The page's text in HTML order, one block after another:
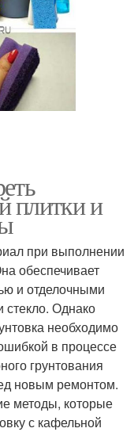
плитки и
при выполнении
обеспечивает
и отделочными
стекло. Однако
необходимо
в процессе
грунтования
новым ремонтом.
методы, которые
с кафельной